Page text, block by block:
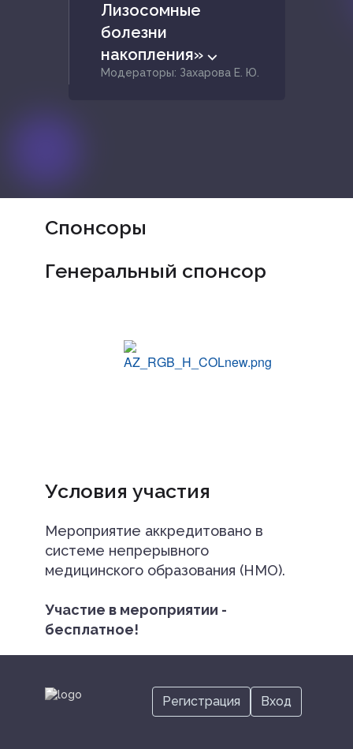
Лизосомные
болезни
накопления» ⌵
Модераторы: Захарова Е. Ю.
Спонсоры
Генеральный спонсор
Условия участия
Мероприятие аккредитовано в
системе непрерывного
медицинского образования (НМО).
Участие в мероприятии -
бесплатное!
Регистрация Вход